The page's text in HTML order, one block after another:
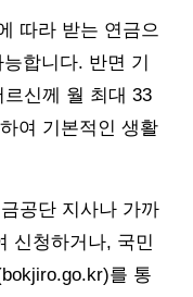
따라 받는 연금으
합니다. 반면 기
신께 월 최대 33
여 기본적인 생활
공단 지사나 가까
신청하거나, 국민
를 통